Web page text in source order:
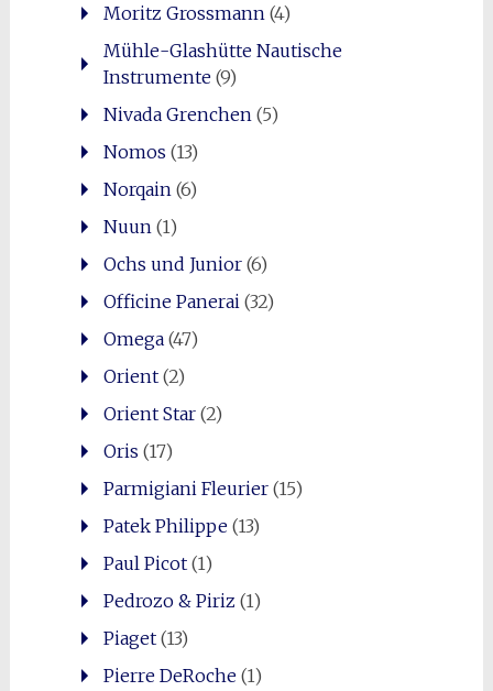
Moritz Grossmann (4)
Mühle-Glashütte Nautische
Instrumente(9)
Nivada Grenchen (5)
Nomos (13)
Norqain (6)
Nuun (1)
Ochs und Junior(6)
Officine Panerai (32)
Omega(47)
Orient(2)
Orient Star(2)
Oris (17)
Parmigiani Fleurier(15)
Patek Philippe(13)
Paul Picot(1)
Pedrozo & Piriz (1)
Piaget(13)
Pierre DeRoche(1)